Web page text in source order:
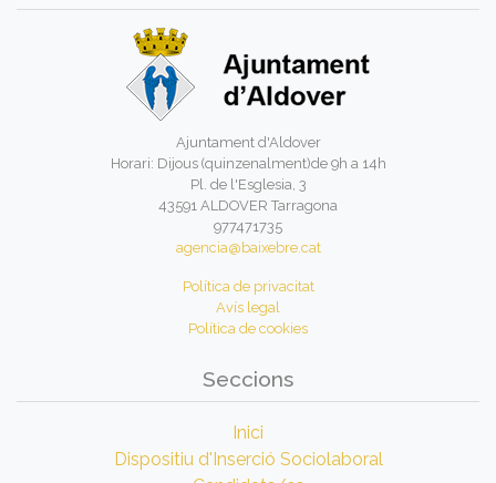
Ajuntament d'Aldover
Horari: Dijous (quinzenalment)de 9h a 14h
Pl. de l'Esglesia, 3
43591 ALDOVER Tarragona
977471735
agencia@baixebre.cat
Política de privacitat
Avís legal
Política de cookies
Seccions
Inici
Dispositiu d'Inserció Sociolaboral